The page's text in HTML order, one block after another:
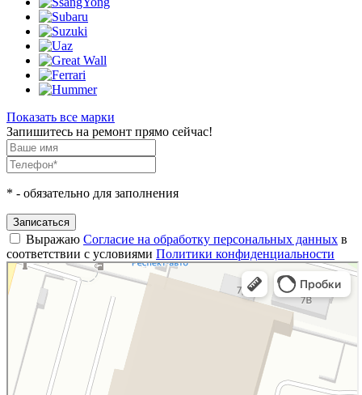
Показать все марки
Запишитесь на ремонт прямо сейчас!
* - обязательно для заполнения
Записаться
Выражаю Согласие на обработку персональных данных в
соответствии с условиями Политики конфиденциальности